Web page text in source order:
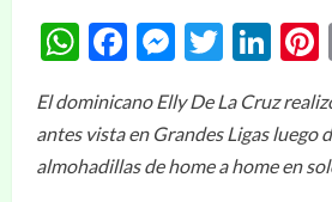
WhatsApp
Facebook
El dominicano Elly De La Cruz
antes vista en Grandes Ligas luego
almohadillas de home a home en